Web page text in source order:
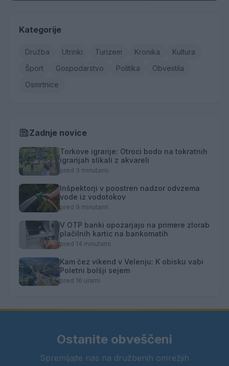
Kategorije
Družba Utrinki Turizem Kronika
Kultura
Šport
Gospodarstvo Politika
Obvestila
Osmrtnice
Zadnje novice
Torkove igrarije: Otroci bodo na tokratnih
igrarijah slikali z akvareli
pred 3 minutami
Inšpektorji v poostren nadzor odvzema
vode iz vodotokov
pred 9 minutami
V OTP banki opozarjajo na primere zlorab
plačilnih kartic na bankomatih
pred 14 minutami
Kam čez vikend v Velenju: K obisku vabi
Poletni bolšji sejem
pred 16 urami
Ostanite obveščeni
Spremljajte nas na družbenih omrežjih